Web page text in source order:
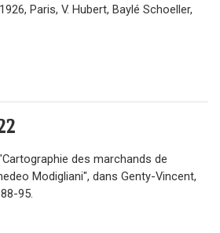
Paris, V. Hubert, Baylé Schoeller,
des marchands de
Modigliani", dans Genty-Vincent,
95.